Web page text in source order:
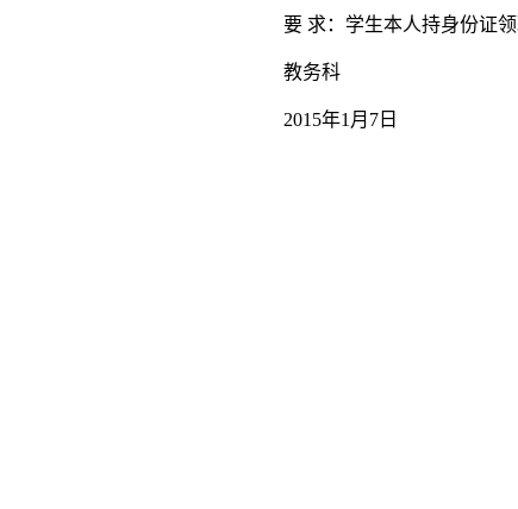
要 求：学生本人持身份证
教务科
2015年1月7日